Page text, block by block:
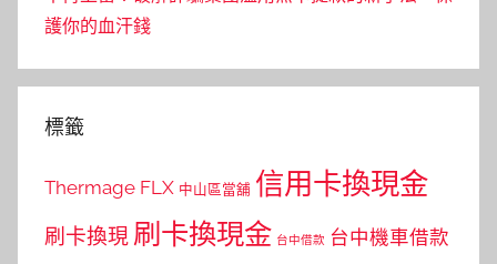
護你的血汗錢
標籤
Thermage FLX 中山區當舖 信用卡換現金
刷卡換現 刷卡換現金 台中借款 台中機車借款